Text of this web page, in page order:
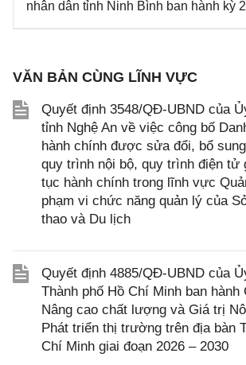
nhân dân tỉnh Ninh Bình ban hành kỳ
VĂN BẢN CÙNG LĨNH VỰC
Quyết định 3548/QĐ-UBND của
tỉnh Nghệ An về việc công bố
hành chính được sửa đổi, bổ
quy trình nội bộ, quy trình điện tử
tục hành chính trong lĩnh vực
phạm vi chức năng quản lý của
thao và Du lịch
Quyết định 4885/QĐ-UBND của
Thành phố Hồ Chí Minh ban
Nâng cao chất lượng và Giá trị
Phát triển thị trường trên địa bàn
Chí Minh giai đoạn 2026 – 2030